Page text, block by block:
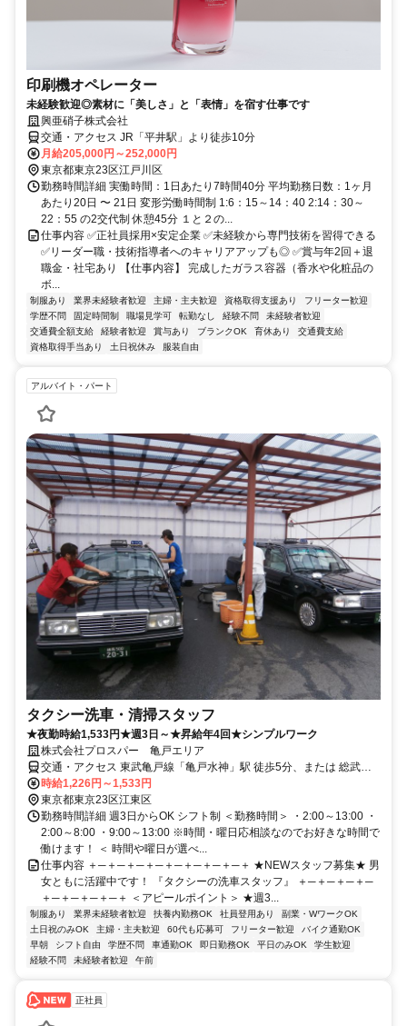
印刷機オペレーター
未経験歓迎◎素材に「美しさ」と「表情」を宿す仕事です
興亜硝子株式会社
交通・アクセス JR「平井駅」より徒歩10分
月給205,000円～252,000円
東京都東京23区江戸川区
勤務時間詳細 実働時間：1日あたり7時間40分 平均勤務日数：1ヶ月
あたり20日 〜 21日 変形労働時間制 1:6：15～14：40 2:14：30～
22：55 の2交代制 休憩45分 １と２の...
仕事内容 ✅正社員採用×安定企業 ✅未経験から専門技術を習得できる
✅リーダー職・技術指導者へのキャリアアップも◎ ✅賞与年2回＋退
職金・社宅あり 【仕事内容】 完成したガラス容器（香水や化粧品の
ボ...
制服あり 業界未経験者歓迎 主婦・主夫歓迎 資格取得支援あり
フリーター歓迎
学歴不問
固定時間制 職場見学可 転勤なし 経験不問
未経験者歓迎
交通費全額支給
経験者歓迎 賞与あり ブランクOK 育休あり
交通費支給
資格取得手当あり
土日祝休み 服装自由
アルバイト・パート
タクシー洗車・清掃スタッフ
★夜勤時給1,533円★週3日～★昇給年4回★シンプルワーク
株式会社プロスパー 亀戸エリア
交通・アクセス 東武亀戸線「亀戸水神」駅 徒歩5分、または 総武線
「亀戸」駅 徒歩14分、他
時給1,226円～1,533円
東京都東京23区江東区
勤務時間詳細 週3日からOK シフト制 ＜勤務時間＞ ・2:00～13:00 ・
2:00～8:00 ・9:00～13:00 ※時間・曜日応相談なのでお好きな時間で
働けます！ ＜ 時間や曜日が選べ...
仕事内容 ＋─＋─＋─＋─＋─＋─＋─＋─＋ ★NEWスタッフ募集★ 男
女ともに活躍中です！ 『タクシーの洗車スタッフ』 ＋─＋─＋─＋─
＋─＋─＋─＋─＋ ＜アピールポイント＞ ★週3...
制服あり 業界未経験者歓迎 扶養内勤務OK 社員登用あり
副業・WワークOK
土日祝のみOK
主婦・主夫歓迎 60代も応募可 フリーター歓迎
バイク通勤OK
早朝
シフト自由 学歴不問 車通勤OK 即日勤務OK 平日のみOK
学生歓迎
経験不問
未経験者歓迎 午前
正社員